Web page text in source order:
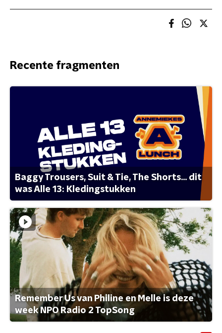
Recente fragmenten
Baggy Trousers, Suit & Tie, The Shorts... dit
was Alle 13: Kledingstukken
Remember Us van Philine en Melle is deze
week NPO Radio 2 TopSong